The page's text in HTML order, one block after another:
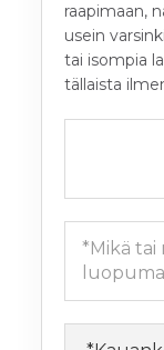
raapimaan,
usein
tai isompia
tällaista